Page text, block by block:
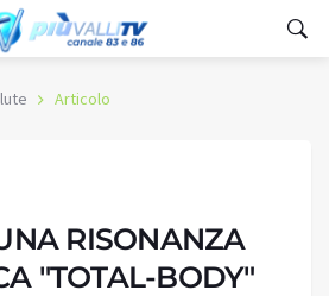
Articolo
RISONANZA
"TOTAL-BODY"